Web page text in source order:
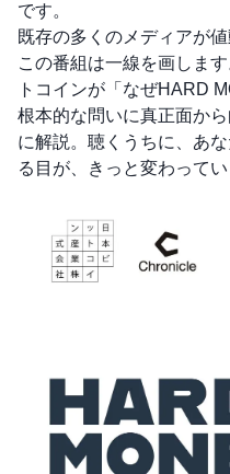
です。
既存の多くのメディアが
この番組は一線を画しま
トコインが「なぜHARD
根本的な問いに真正面か
に解説。聴くうちに、あ
る目が、きっと変わって